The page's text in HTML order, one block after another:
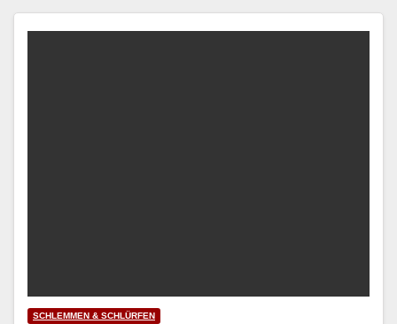
SCHLEMMEN & SCHLÜRFEN